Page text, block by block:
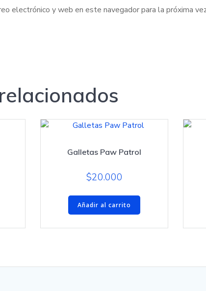
electrónico y web en este navegador para la próxima
Galletas Paw Patrol
$20.000
Añadir al carrito